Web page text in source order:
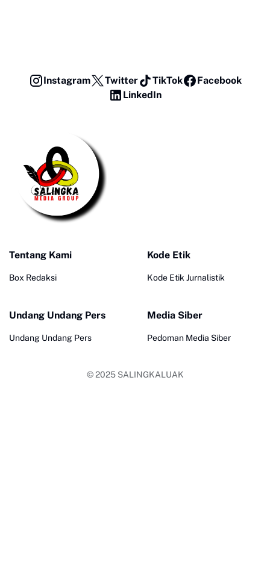
Instagram Twitter TikTok
Facebook
LinkedIn
Tentang Kami
Box Redaksi
Kode Etik
Kode Etik Jurnalistik
Undang Undang Pers
Undang Undang Pers
Media Siber
Pedoman Media Siber
© 2025 SALINGKALUAK